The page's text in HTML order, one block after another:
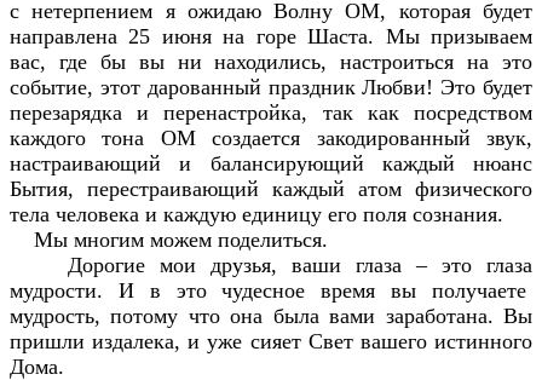
с нетерпением я ожидаю Волну ОМ, которая будет
направлена 25 июня на горе Шаста. Мы призываем
вас, где бы вы ни находились, настроиться на это
событие, этот дарованный праздник Любви! Это будет
перезарядка и перенастройка, так как посредством
каждого тона ОМ создается закодированный звук,
настраивающий и балансирующий каждый нюанс
Бытия, перестраивающий каждый атом физического
тела человека и каждую единицу его поля сознания.
Мы многим можем поделиться.
Дорогие мои друзья, ваши глаза – это глаза
мудрости. И в это чудесное время вы получаете
мудрость, потому что она была вами заработана. Вы
пришли издалека, и уже сияет Свет вашего истинного
Дома.